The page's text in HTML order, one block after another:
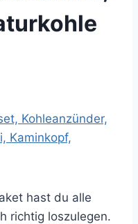
Kohleanzünder,
Kaminkopf,
hast du alle
richtig loszulegen.